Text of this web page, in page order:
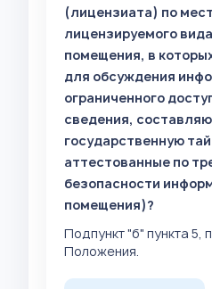
(лицензиата) по
лицензируемого
помещения, в
для обсуждения
ограниченного
сведения,
государственную
аттестованные по
безопасности
помещения)?
Подпункт "б" пункта 5,
Положения.